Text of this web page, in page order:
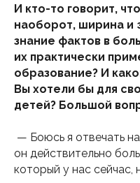
И кто-то говорит,
наоборот, ширина и
знание фактов в
их практически
образование? И
Вы хотели бы для
детей? Большой
— Боюсь я отвечать
он действительно
который у нас сейчас,